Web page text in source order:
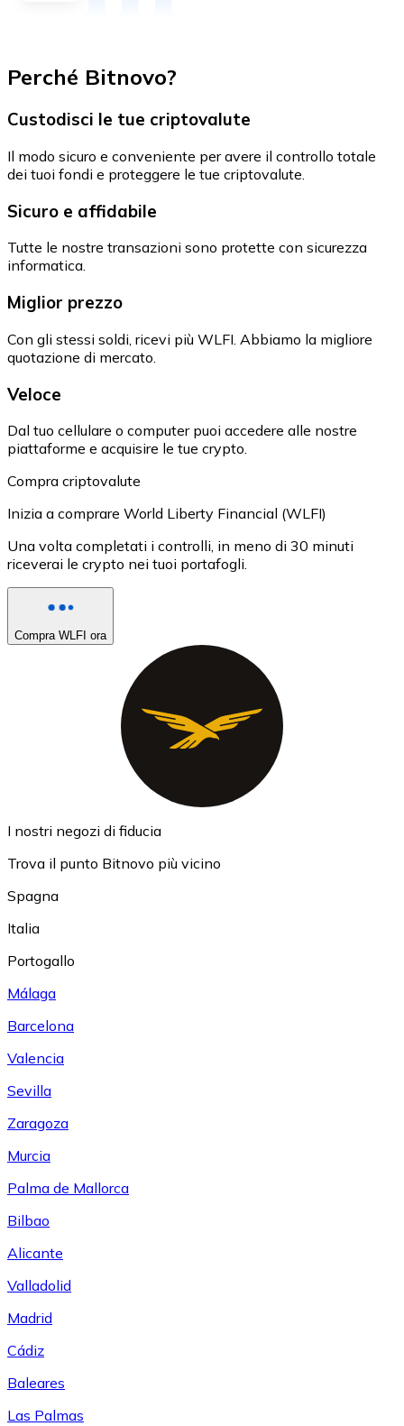
Perché Bitnovo?
Custodisci le tue criptovalute
Il modo sicuro e conveniente per avere il controllo totale
dei tuoi fondi e proteggere le tue criptovalute.
Sicuro e affidabile
Tutte le nostre transazioni sono protette con sicurezza
informatica.
Miglior prezzo
Con gli stessi soldi, ricevi più WLFI. Abbiamo la migliore
quotazione di mercato.
Veloce
Dal tuo cellulare o computer puoi accedere alle nostre
piattaforme e acquisire le tue crypto.
Compra criptovalute
Inizia a comprare World Liberty Financial (WLFI)
Una volta completati i controlli, in meno di 30 minuti
riceverai le crypto nei tuoi portafogli.
Compra WLFI ora
I nostri negozi di fiducia
Trova il punto Bitnovo più vicino
Spagna
Italia
Portogallo
Málaga
Barcelona
Valencia
Sevilla
Zaragoza
Murcia
Palma de Mallorca
Bilbao
Alicante
Valladolid
Madrid
Cádiz
Baleares
Las Palmas